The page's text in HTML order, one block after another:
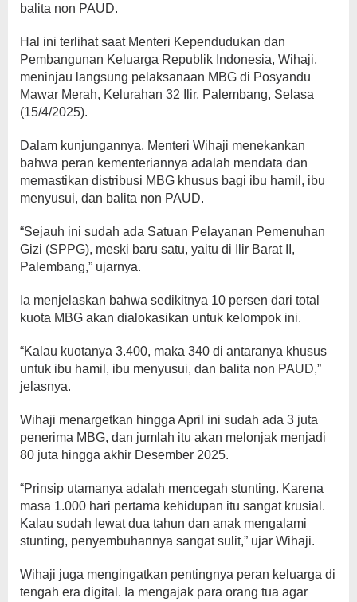
balita non PAUD.
Hal ini terlihat saat Menteri Kependudukan dan
Pembangunan Keluarga Republik Indonesia, Wihaji,
meninjau langsung pelaksanaan MBG di Posyandu
Mawar Merah, Kelurahan 32 Ilir, Palembang, Selasa
(15/4/2025).
Dalam kunjungannya, Menteri Wihaji menekankan
bahwa peran kementeriannya adalah mendata dan
memastikan distribusi MBG khusus bagi ibu hamil, ibu
menyusui, dan balita non PAUD.
“Sejauh ini sudah ada Satuan Pelayanan Pemenuhan
Gizi (SPPG), meski baru satu, yaitu di Ilir Barat II,
Palembang,” ujarnya.
Ia menjelaskan bahwa sedikitnya 10 persen dari total
kuota MBG akan dialokasikan untuk kelompok ini.
“Kalau kuotanya 3.400, maka 340 di antaranya khusus
untuk ibu hamil, ibu menyusui, dan balita non PAUD,”
jelasnya.
Wihaji menargetkan hingga April ini sudah ada 3 juta
penerima MBG, dan jumlah itu akan melonjak menjadi
80 juta hingga akhir Desember 2025.
“Prinsip utamanya adalah mencegah stunting. Karena
masa 1.000 hari pertama kehidupan itu sangat krusial.
Kalau sudah lewat dua tahun dan anak mengalami
stunting, penyembuhannya sangat sulit,” ujar Wihaji.
Wihaji juga mengingatkan pentingnya peran keluarga di
tengah era digital. Ia mengajak para orang tua agar